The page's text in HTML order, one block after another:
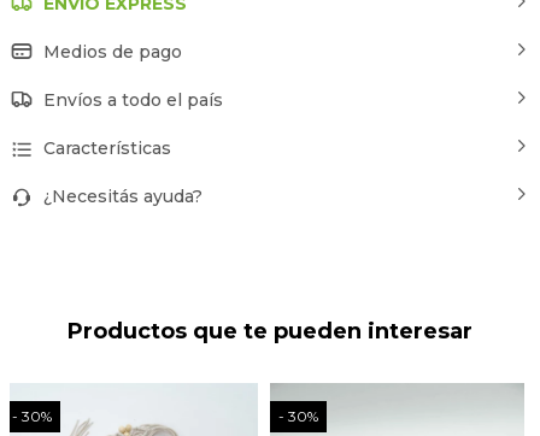
Medios de pago
Envíos a todo el país
Características
¿Necesitás ayuda?
Productos que te pueden interesar
30 30